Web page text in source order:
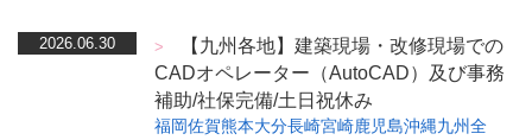
2026.06.30 >
【九州各地】建築現場・改修現場での
CADオペレーター（AutoCAD）及び事務
補助/社保完備/土日祝休み
福岡佐賀熊本大分長崎宮崎鹿児島沖縄九州全